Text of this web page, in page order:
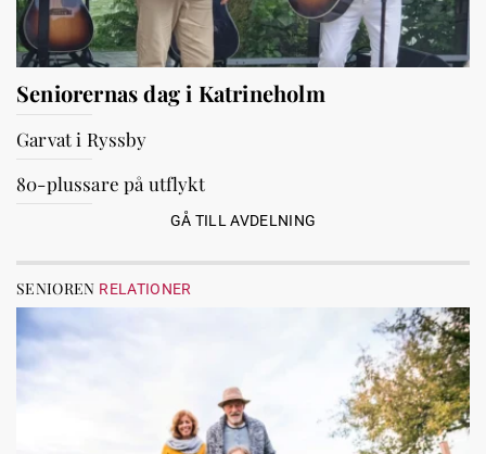
Seniorernas dag i Katrineholm
Garvat i Ryssby
80-plussare på utflykt
GÅ TILL AVDELNING
SENIOREN RELATIONER